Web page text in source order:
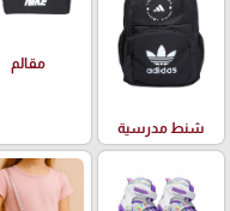
شنط مدرسية
مقالم